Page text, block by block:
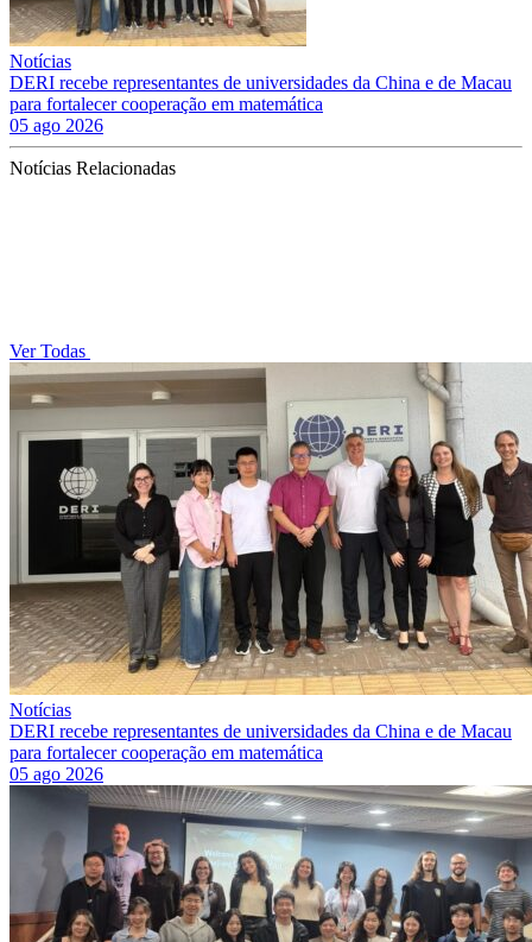
Notícias
DERI recebe representantes de universidades da China e de Macau
para fortalecer cooperação em matemática
05 ago 2026
Notícias Relacionadas
Ver Todas
Notícias
DERI recebe representantes de universidades da China e de Macau
para fortalecer cooperação em matemática
05 ago 2026